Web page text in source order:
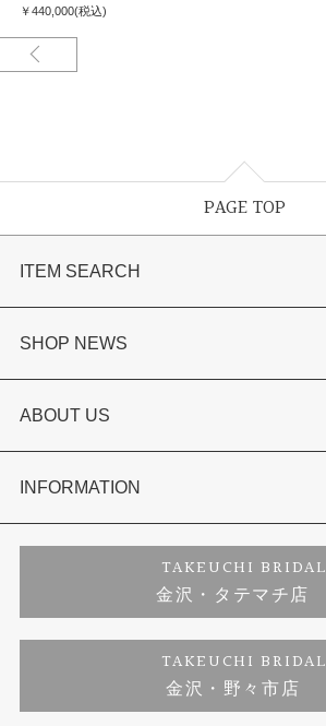
￥440,000(税込)
PAGE TOP
ITEM SEARCH
婚約指輪
結婚指輪
セットリング
婚約ネックレス
ダイヤモンド
ジュエリーリフォーム
SHOP NEWS
選ばれる理由まとめ
お客様の声
プロポーズサポート
ブランドリスト
福井指輪工房｜手作りペアリング
ABOUT US
会社概要
お客様の声
INFORMATION
プライバシーポリシー
TAKEUCHI BRIDAL
金沢・タテマチ店
TAKEUCHI BRIDAL
金沢・野々市店